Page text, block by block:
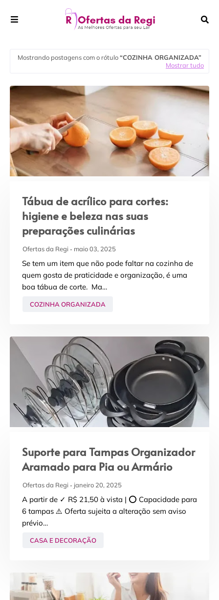
Mostrando postagens com o rótulo COZINHA ORGANIZADA
Mostrar tudo
Tábua de acrílico para cortes:
higiene e beleza nas suas
preparações culinárias
Ofertas da Regi maio 03, 2025
Se tem um item que não pode faltar na cozinha de
quem gosta de praticidade e organização, é uma
boa tábua de corte. Ma…
COZINHA ORGANIZADA
Suporte para Tampas Organizador
Aramado para Pia ou Armário
Ofertas da Regi janeiro 20, 2025
A partir de ✓ R$ 21,50 à vista | ⭕ Capacidade para
6 tampas ⚠️ Oferta sujeita a alteração sem aviso
prévio…
CASA E DECORAÇÃO